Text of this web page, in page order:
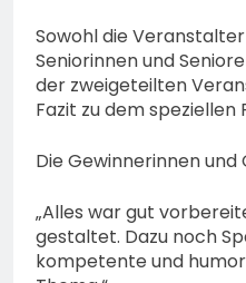
Sowohl die
Seniorinnen und
der zweigeteilten
Fazit zu dem speziellen
Die Gewinnerinnen und
„Alles war gut
gestaltet. Dazu noch
kompetente und